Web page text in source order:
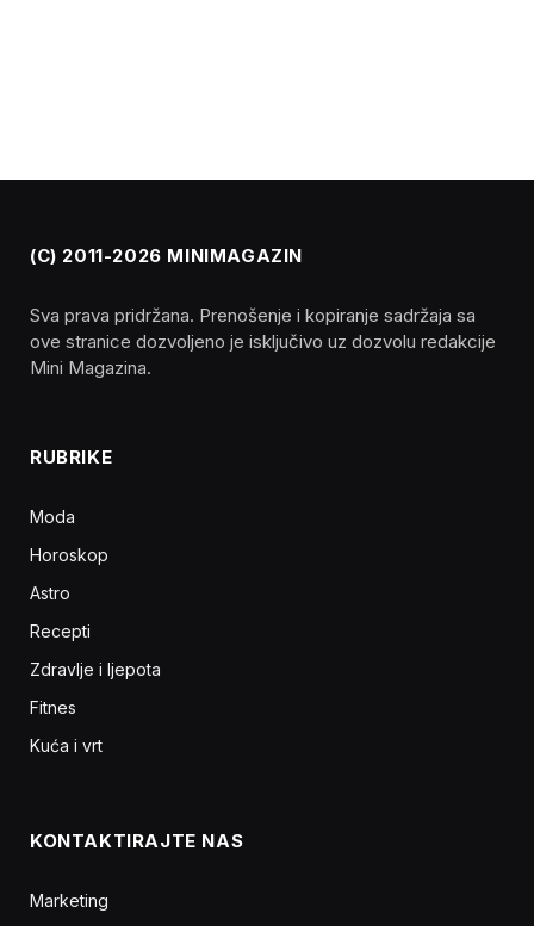
(C) 2011-2026 MINIMAGAZIN
Sva prava pridržana. Prenošenje i kopiranje sadržaja sa
ove stranice dozvoljeno je isključivo uz dozvolu redakcije
Mini Magazina.
RUBRIKE
Moda
Horoskop
Astro
Recepti
Zdravlje i ljepota
Fitnes
Kuća i vrt
KONTAKTIRAJTE NAS
Marketing